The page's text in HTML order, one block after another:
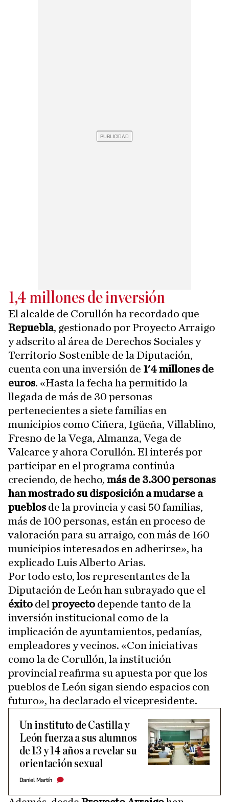
1,4 millones de inversión
El alcalde de Corullón ha recordado que
Repuebla, gestionado por Proyecto Arraigo
y adscrito al área de Derechos Sociales y
Territorio Sostenible de la Diputación,
cuenta con una inversión de 1'4 millones de
euros. «Hasta la fecha ha permitido la
llegada de más de 30 personas
pertenecientes a siete familias en
municipios como Ciñera, Igüeña, Villablino,
Fresno de la Vega, Almanza, Vega de
Valcarce y ahora Corullón. El interés por
participar en el programa continúa
creciendo, de hecho, más de 3.300 personas
han mostrado su disposición a mudarse a
pueblos de la provincia y casi 50 familias,
más de 100 personas, están en proceso de
valoración para su arraigo, con más de 160
municipios interesados en adherirse», ha
explicado Luis Alberto Arias.
Por todo esto, los representantes de la
Diputación de León han subrayado que el
éxito del proyecto depende tanto de la
inversión institucional como de la
implicación de ayuntamientos, pedanías,
empleadores y vecinos. «Con iniciativas
como la de Corullón, la institución
provincial reafirma su apuesta por que los
pueblos de León sigan siendo espacios con
futuro», ha declarado el vicepresidente.
Un instituto de Castilla y
León fuerza a sus alumnos
de 13 y 14 años a revelar su
orientación sexual
Daniel Martín